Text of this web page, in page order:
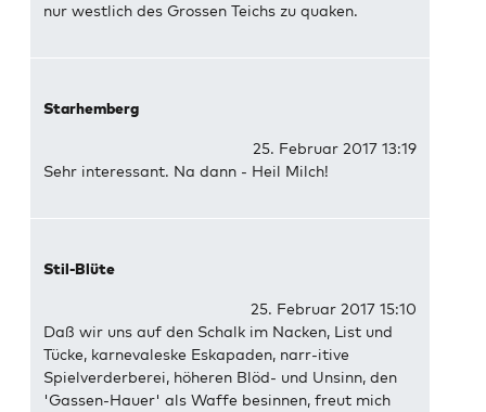
nur westlich des Grossen Teichs zu quaken.
Starhemberg
25. Februar 2017 13:19
Sehr interessant. Na dann - Heil Milch!
Stil-Blüte
25. Februar 2017 15:10
Daß wir uns auf den Schalk im Nacken, List und
Tücke, karnevaleske Eskapaden, narr-itive
Spielverderberei, höheren Blöd- und Unsinn, den
'Gassen-Hauer' als Waffe besinnen, freut mich